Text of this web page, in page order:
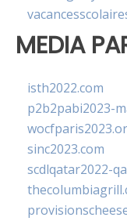
MEDIA
isth2022.com
p2b2pabi2023-
sinc2023.com
scdlqatar2022-